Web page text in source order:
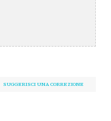
SUGGERISCI UNA CORREZIONE